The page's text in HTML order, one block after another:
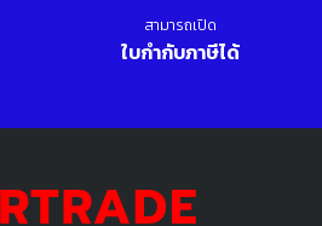
สามารถเปิด
ใบกำกับภาษีได้